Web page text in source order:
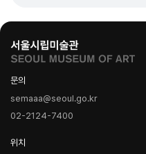
문의
semaaa@seoul.go.kr
02-2124-7400
위치